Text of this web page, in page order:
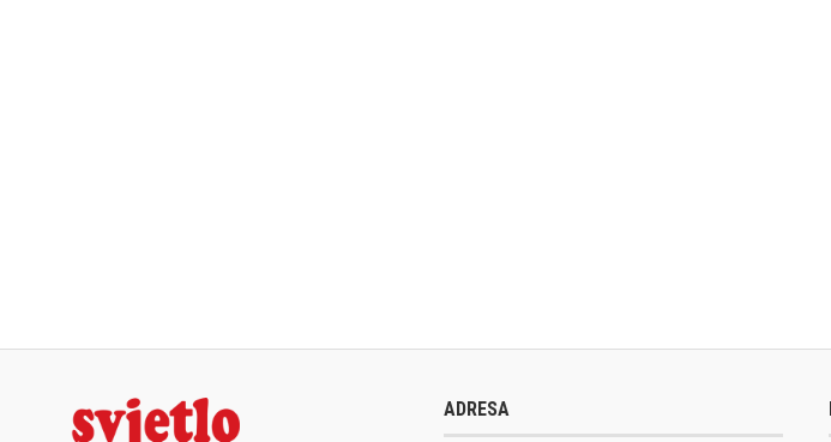
ADRESA